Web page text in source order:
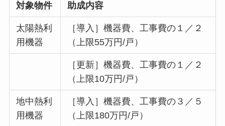
対象物件 助成内容
太陽熱利
用機器
［導入］機器費、工事費の１／２
（上限55万円/戸）
［更新］機器費、工事費の１／２
（上限10万円/戸）
地中熱利
用機器
［導入］機器費、工事費の３／５
（上限180万円/戸）